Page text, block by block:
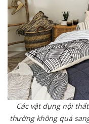
Các vật dụng nội
thường không quá